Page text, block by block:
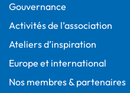
Gouvernance
Activités de l’association
Ateliers d’inspiration
Europe et international
Nos membres & partenaires